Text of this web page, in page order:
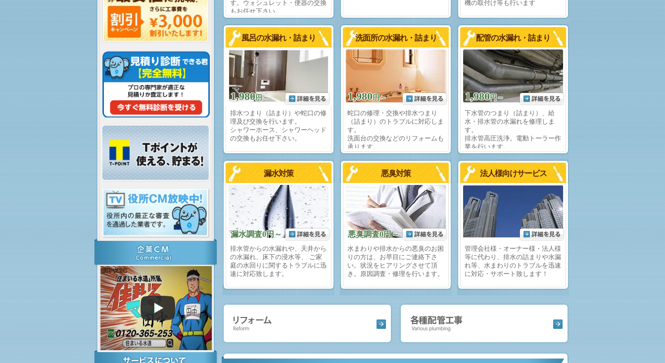
す。ウォシュレット・便器の交換
もお任せ下さい。
機の取付け等も行います
風呂の水漏れ・詰まり
1,980 円～
排水つまり（詰まり）や蛇口の修
理及び交換を行います。
シャワーホース、シャワーヘッド
の交換もお任せ下さい。
洗面所の水漏れ・詰まり
1,980 円～
蛇口の修理・交換や排水つまり
（詰まり）のトラブルに対応しま
す。
洗面台の交換などのリフォームも
承ります。
配管の水漏れ・詰まり
1,980 円～
下水管のつまり（詰まり）、給
水・排水管の水漏れを修理しま
す。
排水管高圧洗浄。電動トーラー作
業を行います。
漏水対策
漏水調査0円～
排水管からの水漏れや、天井から
の水漏れ、床下の浸水等、 ご家
庭の水回りに関するトラブルに迅
速に対応致します。
悪臭対策
悪臭調査0円～
水まわりや排水からの悪臭のお困
りの方は、お早目にご連絡下さ
い。状況をヒアリングさせて頂
き。原因調査・修理を行います。
法人様向けサービス
管理会社様・オーナー様・法人様
等に代わり、排水の詰まりや水漏
れ等、水まわりのトラブルを迅速
に対応・サポート致します！